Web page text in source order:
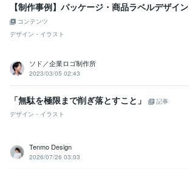
【制作事例】パッケージ・商品ラベルデザイン
コンテンツ
デザイン・イラスト
ソド／企業ロゴ制作所
2023/03/05 02:43
「無駄を極限まで削ぎ落とすこと」
記事
デザイン・イラスト
Tenmo Design
2026/07/26 03:03